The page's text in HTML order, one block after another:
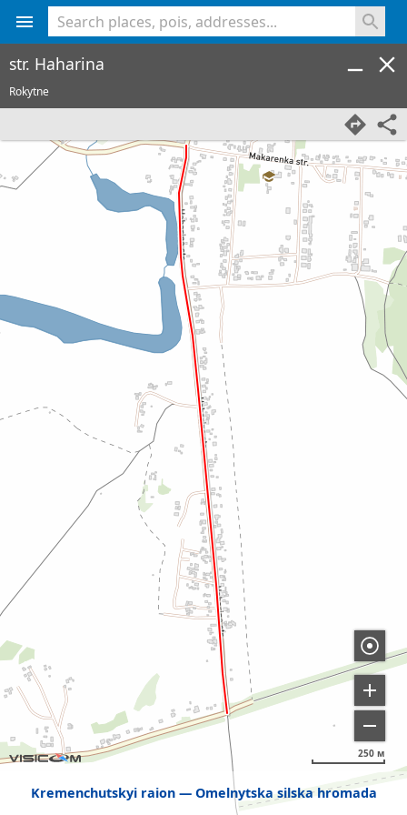
Kremenchutskyi raion Omelnytska silska hromada
250 м
str. Haharina
Rokytne
<% console.log(hcard) %>